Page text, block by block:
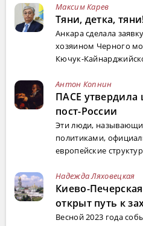
Максим Карев
Тяни, детка,
Анкара сделала
хозяином Черного
Кючук-
Антон Копнин
ПАСЕ утвердила
пост-России
Эти люди,
политиками,
европейские
Надежда Ляховецкая
Киево-
открыт путь к
Весной 2023 года